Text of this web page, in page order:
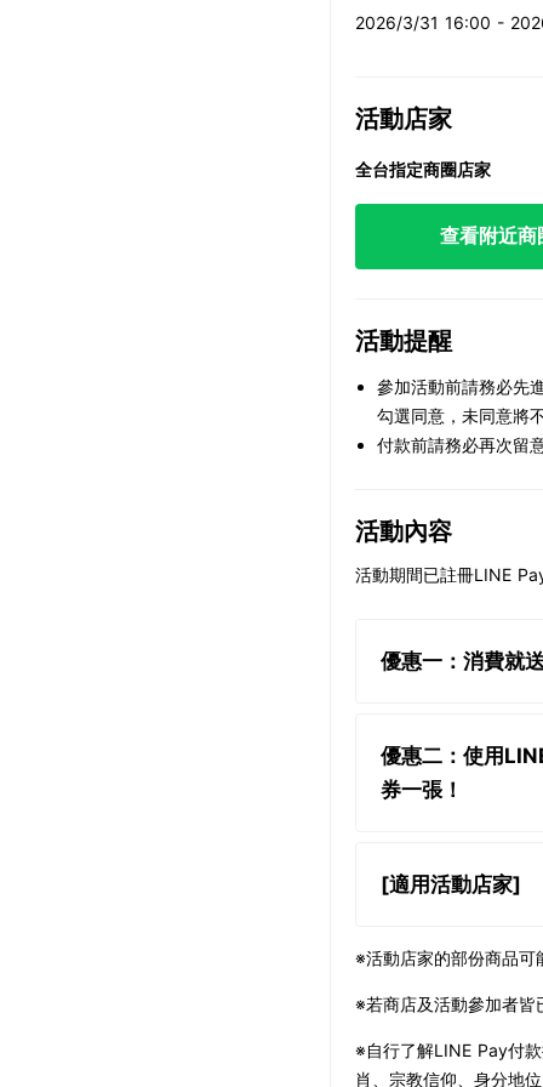
2026/3/31 16:00 -
活動店家
全台指定商圈店家
查看附近
活動提醒
參加活動前請務必先
勾選同意，未同意將
付款前請務必再次留
活動內容
活動期間已註冊LINE
優惠一：消費就
優惠二：使用
券一張！
[適用活動店家]
※活動店家的部份商品可
※若商店及活動參加者
※自行了解LINE Pay付
肖、宗教信仰、身分地